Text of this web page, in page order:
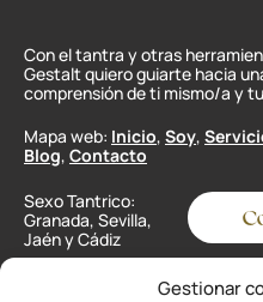
Gestionar
Con el tantra y otras
Gestalt quiero guiarte hacia
comprensión de ti mismo/a y
Mapa web: Inicio, Soy,
Blog, Contacto
Sexo Tantrico:
Granada, Sevilla,
Jaén y Cádiz